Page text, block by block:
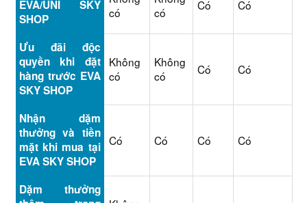
EVA/UNI SKY
SHOP
có
có
Có Có
Ưu đãi độc
quyền khi đặt
hàng trước EVA
SKY SHOP
Không
có
Không
có
Có Có
Nhận dặm
thưởng và tiền
mặt khi mua tại
EVA SKY SHOP
Có Có Có Có
Dặm thưởng